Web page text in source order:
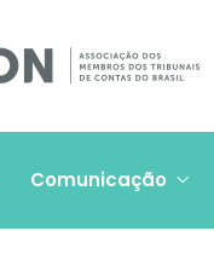
Comunicação